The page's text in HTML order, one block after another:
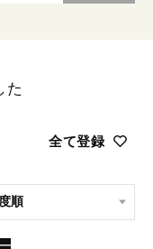
全て登録
た